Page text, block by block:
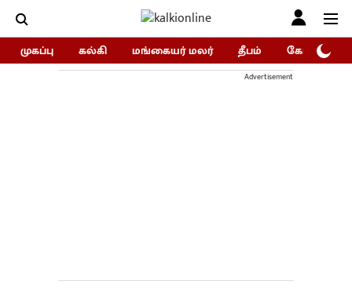
முகப்பு கல்கி மங்கையர் மலர் தீபம் கோகுலம்/
Advertisement